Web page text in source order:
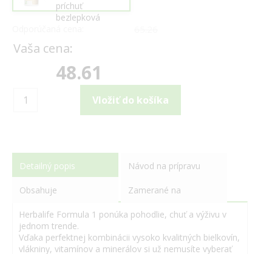
príchuť
bezlepková
Vaša cena:
48.61
Detailný popis Návod na prípravu
Obsahuje Zamerané na
Herbalife Formula 1 ponúka pohodlie, chuť a výživu v
jednom trende.
Vďaka perfektnej kombinácii vysoko kvalitných bielkovín,
vlákniny, vitamínov a minerálov si už nemusíte vyberať